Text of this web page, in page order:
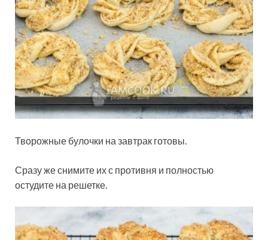
Творожные булочки на завтрак готовы.
Сразу же снимите их с противня и полностью
остудите на решетке.